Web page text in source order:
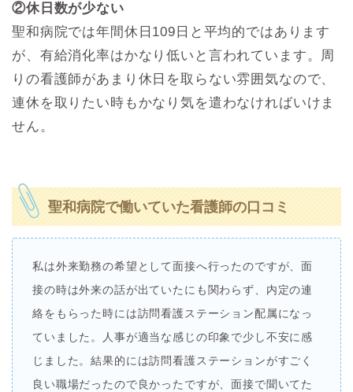
②休日数が少ない
聖和病院では年間休日109日と平均的ではあります
が、有給消化率はかなり低いと言われています。周
りの看護師があまり休日を取らない雰囲気なので、
連休を取りたい時もかなり気を遣わなければいけま
せん。
聖和病院で働いていた看護師の口コミ
私は外来勤務の希望として面接へ行ったのですが、面
接の時は外来の話が出ていたにも関わらず、内定の連
絡をもらった時には訪問看護ステーション配属になっ
ていました。人事が適当な感じの印象で少し不安に感
じました。結果的には訪問看護ステーションがすごく
良い職場だったので良かったですが、面接で聞いてた